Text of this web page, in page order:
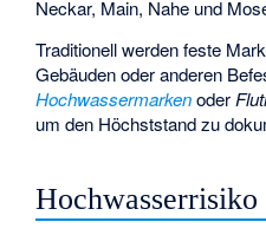
Neckar, Main, Nahe und
Traditionell werden feste
Gebäuden oder anderen
Hochwassermarkenoder
um den Höchststand zu
Hochwasserrisiko